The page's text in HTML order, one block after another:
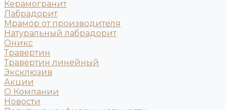
Керамогранит
Лабрадорит
Мрамор от производителя
Натуральный лабрадорит
Оникс
Травертин
Травертин линейный
Эксклюзив
Акции
О Компании
Новости